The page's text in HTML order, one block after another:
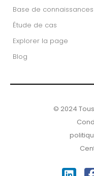
Base de connaissances
Étude de cas
Explorer la page
Blog
© 2024